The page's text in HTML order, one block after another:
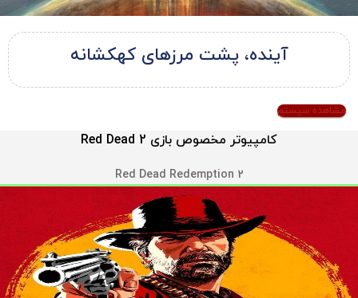
آینده، پشت مرزهای کهکشانه
مشاهده سیستم
کامپیوتر مخصوص بازی Red Dead 2
Red Dead Redemption 2